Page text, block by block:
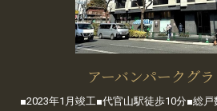
アーバンパークグ
■2023年1月竣工■代官山駅徒歩10分■総